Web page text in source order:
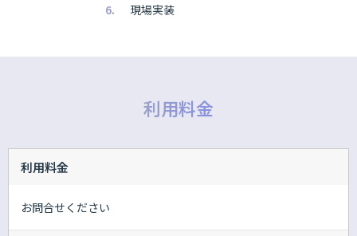
現場実装
利用料金
利用料金
お問合せください